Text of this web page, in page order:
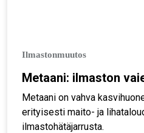
Ilmastonmuutos
Metaani: ilmaston
Metaani on vahva
erityisesti maito- ja
ilmastohätäjarrusta.